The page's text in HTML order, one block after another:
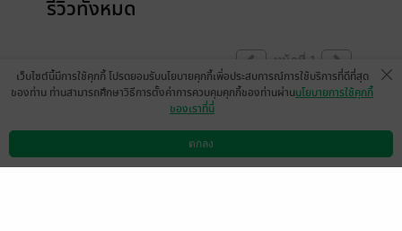
รีวิวทั้งหมด
หน้าที่ 1
ดาวน์โหลดแอป วิธีการใช้งาน ติดต่อเรา
เว็บไซต์นี้มีการใช้คุกกี้ โปรดยอมรับนโยบายคุกกี้เพื่อประสบการณ์การใช้บริการที่ดีที่สุด
ของท่าน ท่านสามารถศึกษาวิธีการตั้งค่าการควบคุมคุกกี้ของท่านผ่านนโยบายการใช้คุกกี้
ของเราที่นี่
ตกลง